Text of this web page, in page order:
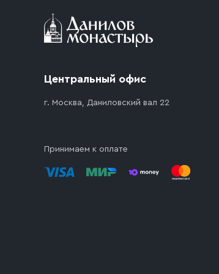
Центральный офис
г. Москва, Даниловский вал 22
Принимаем к оплате